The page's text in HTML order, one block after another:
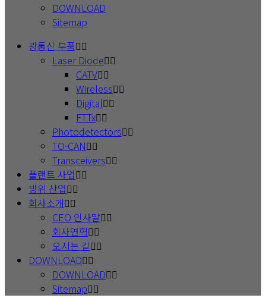
DOWNLOAD
Sitemap
광통신 부품
Laser Diode
CATV
Wireless
Digital
FTTx
Photodetectors
TO-CAN
Transceivers
플랜트 사업
방위 산업
회사소개
CEO 인사말
회사연혁
오시는 길
DOWNLOAD
DOWNLOAD
Sitemap